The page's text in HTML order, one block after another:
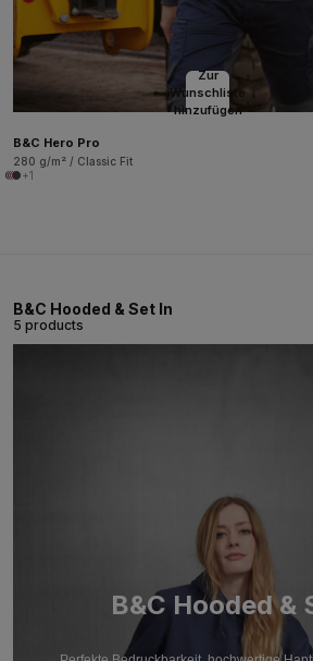
Zur
Wunschliste
hinzufügen
B&C Hero Pro
280 g/m² / Classic Fit
+1
B&C Hooded & Set In
5 products
B&C Hooded &